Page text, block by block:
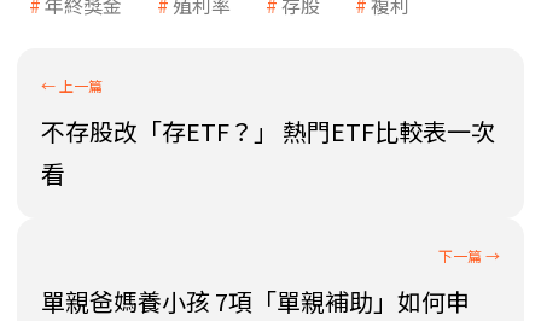
不存股改「存ETF？」 熱門ETF比較表一次
看
單親爸媽養小孩 7項「單親補助」如何申